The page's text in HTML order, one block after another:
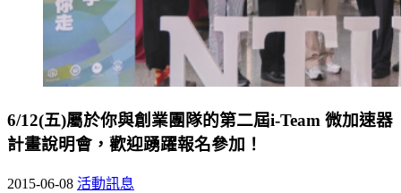
6/12(五)屬於你與創業團隊的第二屆i-Team 微加速器
計畫說明會，歡迎踴躍報名參加！
2015-06-08 活動訊息